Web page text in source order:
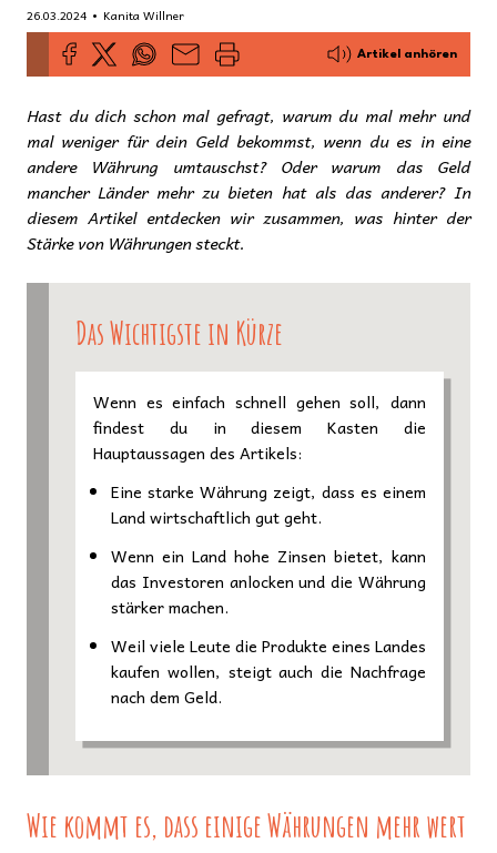
26.03.2024 • Kanita Willner
Artikel anhören
Hast du dich schon mal gefragt, warum du mal mehr und
mal weniger für dein Geld bekommst, wenn du es in eine
andere Währung umtauschst? Oder warum das Geld
mancher Länder mehr zu bieten hat als das anderer? In
diesem Artikel entdecken wir zusammen, was hinter der
Stärke von Währungen steckt.
Das Wichtigste in Kürze
Wenn es einfach schnell gehen soll, dann
findest du in diesem Kasten die
Hauptaussagen des Artikels:
Eine starke Währung zeigt, dass es einem
Land wirtschaftlich gut geht.
Wenn ein Land hohe Zinsen bietet, kann
das Investoren anlocken und die Währung
stärker machen.
Weil viele Leute die Produkte eines Landes
kaufen wollen, steigt auch die Nachfrage
nach dem Geld.
Wie kommt es, dass einige Währungen mehr wert